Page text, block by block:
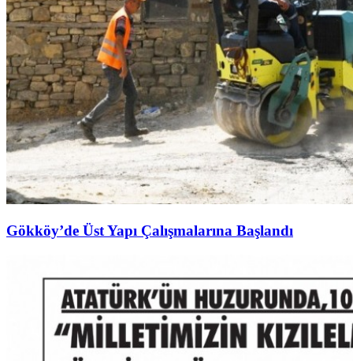
Gökköy’de Üst Yapı Çalışmalarına Başlandı